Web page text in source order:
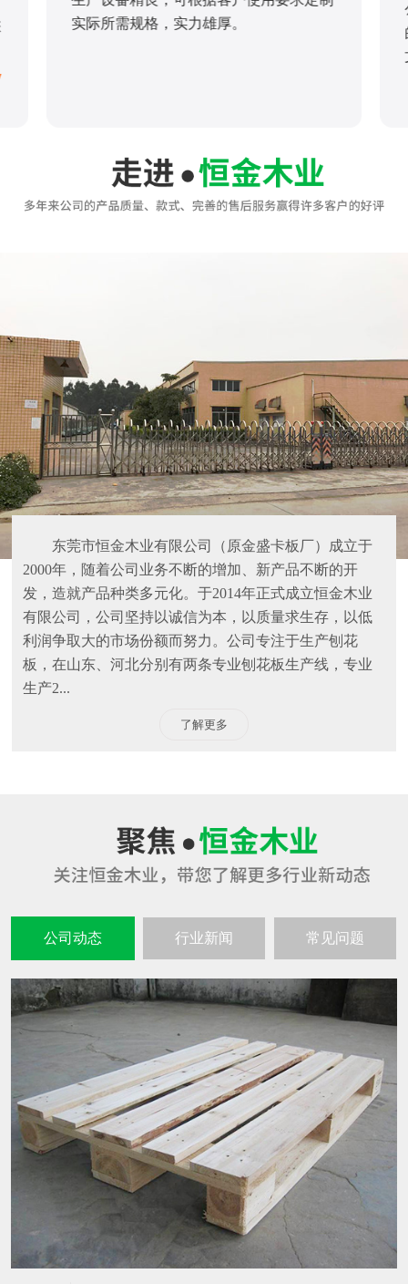
实际所需规格，实力雄厚。
东莞市恒金木业有限公司（原金盛卡板厂）成立于
2000年，随着公司业务不断的增加、新产品不断的开
发，造就产品种类多元化。于2014年正式成立恒金木业
有限公司，公司坚持以诚信为本，以质量求生存，以低
利润争取大的市场份额而努力。公司专注于生产刨花
板，在山东、河北分别有两条专业刨花板生产线，专业
生产2...
了解更多
公司动态 行业新闻 常见问题